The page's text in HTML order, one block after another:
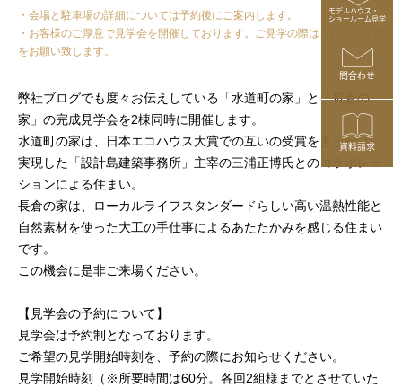
モデルハウス・
ショールーム見学
問合わせ
資料請求
・会場と駐車場の詳細については予約後にご案内します。
・お客様のご厚意で見学会を開催しております。ご見学の際は、靴下の着用
をお願い致します。
弊社ブログでも度々お伝えしている「水道町の家」と「長倉の
家」の完成見学会を2棟同時に開催します。
水道町の家は、日本エコハウス大賞での互いの受賞をきっかけに
実現した「設計島建築事務所」主宰の三浦正博氏とのコラボレー
ションによる住まい。
長倉の家は、ローカルライフスタンダードらしい高い温熱性能と
自然素材を使った大工の手仕事によるあたたかみを感じる住まい
です。
この機会に是非ご来場ください。
【見学会の予約について】
見学会は予約制となっております。
ご希望の見学開始時刻を、予約の際にお知らせください。
見学開始時刻（※所要時間は60分。各回2組様までとさせていた